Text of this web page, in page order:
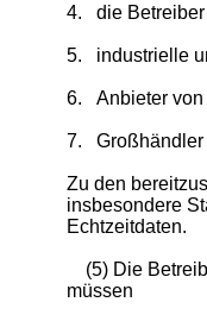
4. die
5. industrielle
6. Anbieter
7.
Zu den
insbesondere
Echtzeitdaten.
(5) Die
müssen